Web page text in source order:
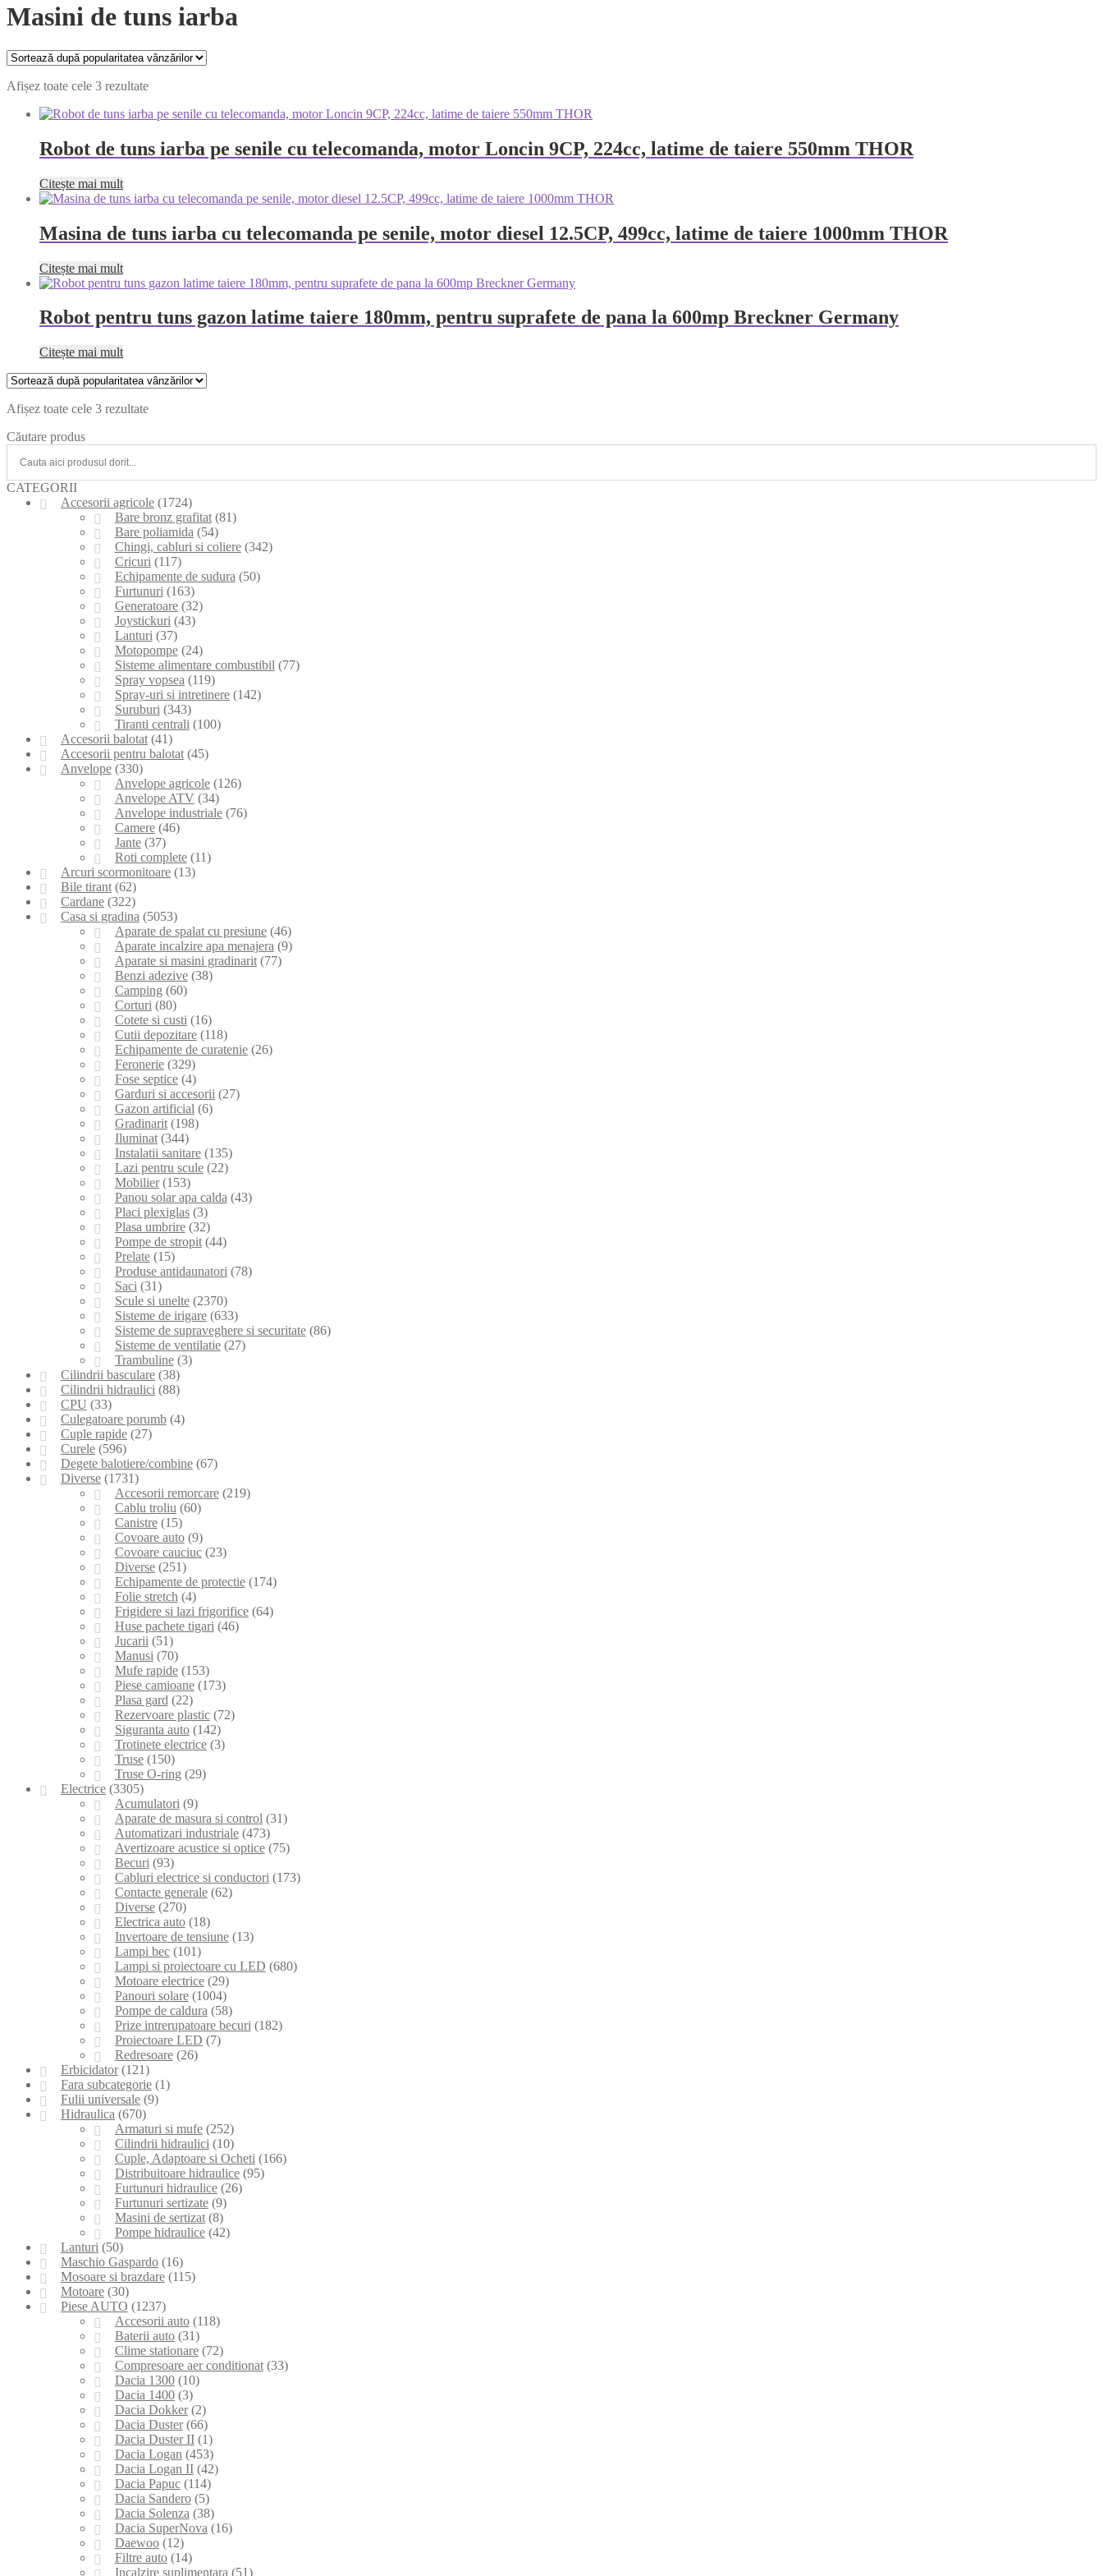
Masini de tuns iarba
Afișez toate cele 3 rezultate
Robot de tuns iarba pe senile cu telecomanda, motor Loncin 9CP, 224cc, latime de taiere 550mm THOR
Citește mai mult
Masina de tuns iarba cu telecomanda pe senile, motor diesel 12.5CP, 499cc, latime de taiere 1000mm THOR
Citește mai mult
Robot pentru tuns gazon latime taiere 180mm, pentru suprafete de pana la 600mp Breckner Germany
Citește mai mult
Afișez toate cele 3 rezultate
Căutare produs
CATEGORII
Accesorii agricole (1724)
Bare bronz grafitat (81)
Bare poliamida (54)
Chingi, cabluri si coliere (342)
Cricuri (117)
Echipamente de sudura (50)
Furtunuri (163)
Generatoare (32)
Joystickuri (43)
Lanturi (37)
Motopompe (24)
Sisteme alimentare combustibil (77)
Spray vopsea (119)
Spray-uri si intretinere (142)
Suruburi (343)
Tiranti centrali (100)
Accesorii balotat (41)
Accesorii pentru balotat (45)
Anvelope (330)
Anvelope agricole (126)
Anvelope ATV (34)
Anvelope industriale (76)
Camere (46)
Jante (37)
Roti complete (11)
Arcuri scormonitoare (13)
Bile tirant (62)
Cardane (322)
Casa si gradina (5053)
Aparate de spalat cu presiune (46)
Aparate incalzire apa menajera (9)
Aparate si masini gradinarit (77)
Benzi adezive (38)
Camping (60)
Corturi (80)
Cotete si custi (16)
Cutii depozitare (118)
Echipamente de curatenie (26)
Feronerie (329)
Fose septice (4)
Garduri si accesorii (27)
Gazon artificial (6)
Gradinarit (198)
Iluminat (344)
Instalatii sanitare (135)
Lazi pentru scule (22)
Mobilier (153)
Panou solar apa calda (43)
Placi plexiglas (3)
Plasa umbrire (32)
Pompe de stropit (44)
Prelate (15)
Produse antidaunatori (78)
Saci (31)
Scule si unelte (2370)
Sisteme de irigare (633)
Sisteme de supraveghere si securitate (86)
Sisteme de ventilatie (27)
Trambuline (3)
Cilindrii basculare (38)
Cilindrii hidraulici (88)
CPU (33)
Culegatoare porumb (4)
Cuple rapide (27)
Curele (596)
Degete balotiere/combine (67)
Diverse (1731)
Accesorii remorcare (219)
Cablu troliu (60)
Canistre (15)
Covoare auto (9)
Covoare cauciuc (23)
Diverse (251)
Echipamente de protectie (174)
Folie stretch (4)
Frigidere si lazi frigorifice (64)
Huse pachete tigari (46)
Jucarii (51)
Manusi (70)
Mufe rapide (153)
Piese camioane (173)
Plasa gard (22)
Rezervoare plastic (72)
Siguranta auto (142)
Trotinete electrice (3)
Truse (150)
Truse O-ring (29)
Electrice (3305)
Acumulatori (9)
Aparate de masura si control (31)
Automatizari industriale (473)
Avertizoare acustice si optice (75)
Becuri (93)
Cabluri electrice si conductori (173)
Contacte generale (62)
Diverse (270)
Electrica auto (18)
Invertoare de tensiune (13)
Lampi bec (101)
Lampi si proiectoare cu LED (680)
Motoare electrice (29)
Panouri solare (1004)
Pompe de caldura (58)
Prize intrerupatoare becuri (182)
Proiectoare LED (7)
Redresoare (26)
Erbicidator (121)
Fara subcategorie (1)
Fulii universale (9)
Hidraulica (670)
Armaturi si mufe (252)
Cilindrii hidraulici (10)
Cuple, Adaptoare si Ocheti (166)
Distribuitoare hidraulice (95)
Furtunuri hidraulice (26)
Furtunuri sertizate (9)
Masini de sertizat (8)
Pompe hidraulice (42)
Lanturi (50)
Maschio Gaspardo (16)
Mosoare si brazdare (115)
Motoare (30)
Piese AUTO (1237)
Accesorii auto (118)
Baterii auto (31)
Clime stationare (72)
Compresoare aer conditionat (33)
Dacia 1300 (10)
Dacia 1400 (3)
Dacia Dokker (2)
Dacia Duster (66)
Dacia Duster II (1)
Dacia Logan (453)
Dacia Logan II (42)
Dacia Papuc (114)
Dacia Sandero (5)
Dacia Solenza (38)
Dacia SuperNova (16)
Daewoo (12)
Filtre auto (14)
Incalzire suplimentara (51)